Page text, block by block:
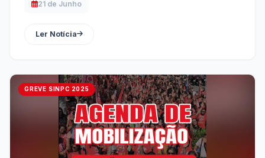
21 de Junho
Ler Notícia
GREVE SINPC 2025